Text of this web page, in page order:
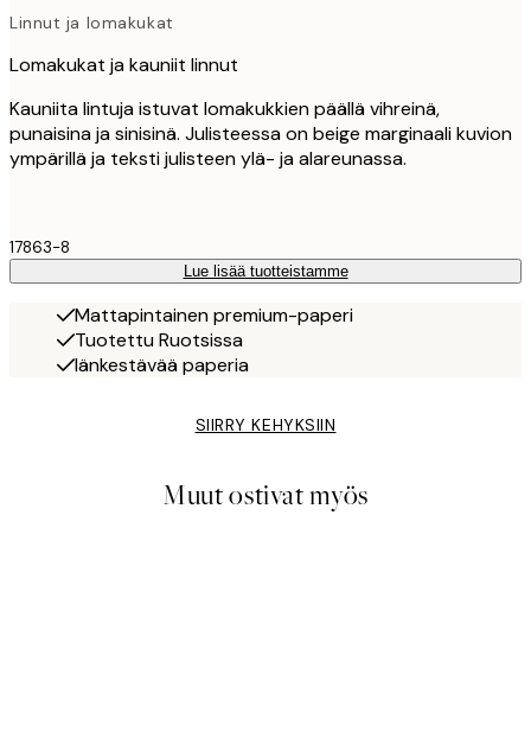
Linnut ja lomakukat
Lomakukat ja kauniit linnut
Kauniita lintuja istuvat lomakukkien päällä vihreinä,
punaisina ja sinisinä. Julisteessa on beige marginaali kuvion
ympärillä ja teksti julisteen ylä- ja alareunassa.
17863-8
Lue lisää tuotteistamme
Mattapintainen premium-paperi
Tuotettu Ruotsissa
Iänkestävää paperia
SIIRRY KEHYKSIIN
Muut ostivat myös